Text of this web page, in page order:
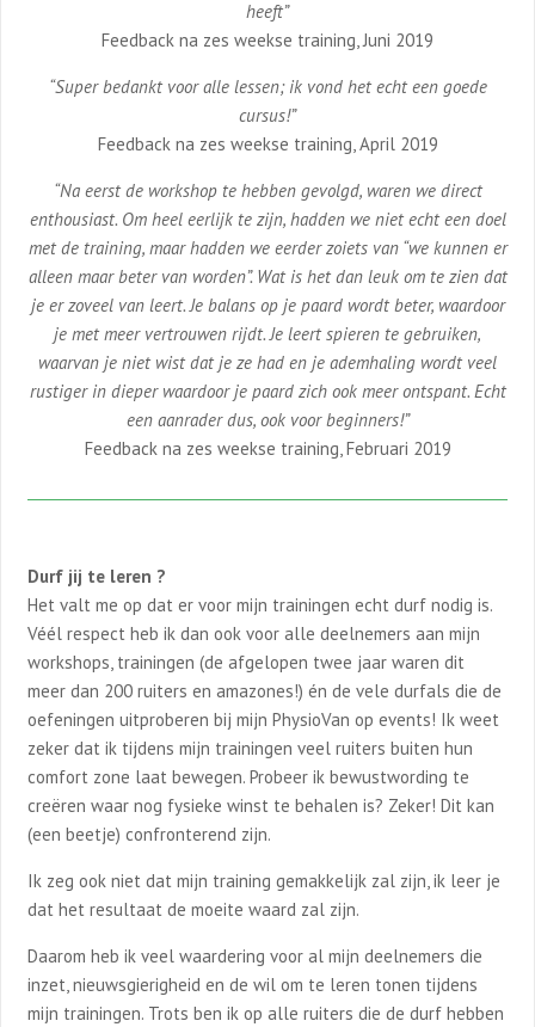
heeft”
Feedback na zes weekse training, Juni 2019
“Super bedankt voor alle lessen; ik vond het echt een goede
cursus!”
Feedback na zes weekse training, April 2019
“Na eerst de workshop te hebben gevolgd, waren we direct
enthousiast. Om heel eerlijk te zijn, hadden we niet echt een doel
met de training, maar hadden we eerder zoiets van “we kunnen er
alleen maar beter van worden”. Wat is het dan leuk om te zien dat
je er zoveel van leert. Je balans op je paard wordt beter, waardoor
je met meer vertrouwen rijdt. Je leert spieren te gebruiken,
waarvan je niet wist dat je ze had en je ademhaling wordt veel
rustiger in dieper waardoor je paard zich ook meer ontspant. Echt
een aanrader dus, ook voor beginners!”
Feedback na zes weekse training, Februari 2019
Durf jij te leren ?
Het valt me op dat er voor mijn trainingen echt durf nodig is.
Véél respect heb ik dan ook voor alle deelnemers aan mijn
workshops, trainingen (de afgelopen twee jaar waren dit
meer dan 200 ruiters en amazones!) én de vele durfals die de
oefeningen uitproberen bij mijn PhysioVan op events! Ik weet
zeker dat ik tijdens mijn trainingen veel ruiters buiten hun
comfort zone laat bewegen. Probeer ik bewustwording te
creëren waar nog fysieke winst te behalen is? Zeker! Dit kan
(een beetje) confronterend zijn.
Ik zeg ook niet dat mijn training gemakkelijk zal zijn, ik leer je
dat het resultaat de moeite waard zal zijn.
Daarom heb ik veel waardering voor al mijn deelnemers die
inzet, nieuwsgierigheid en de wil om te leren tonen tijdens
mijn trainingen. Trots ben ik op alle ruiters die de durf hebben